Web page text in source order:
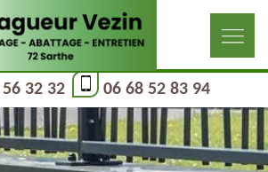
32 32 06 68 52 83 94